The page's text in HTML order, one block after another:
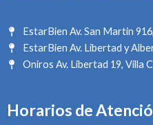
EstarBien Av. San Martin
EstarBien Av. Libertad y
Oniros Av. Libertad 19, Villa
Horarios de